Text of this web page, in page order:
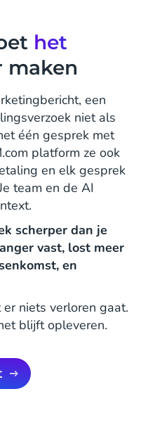
het
maken
een
niet als
één gesprek met
platform ze ook
en elk gesprek
team en de AI
scherper dan je
vast, lost meer
en
niets verloren gaat.
blijft opleveren.